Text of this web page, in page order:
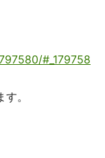
#_179758
。